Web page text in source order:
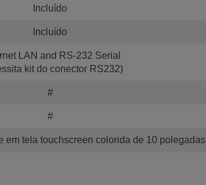
Incluído
Incluído
LAN and RS-232 Serial
kit do conector RS232)
#
#
tela touchscreen colorida de 10 polegadas